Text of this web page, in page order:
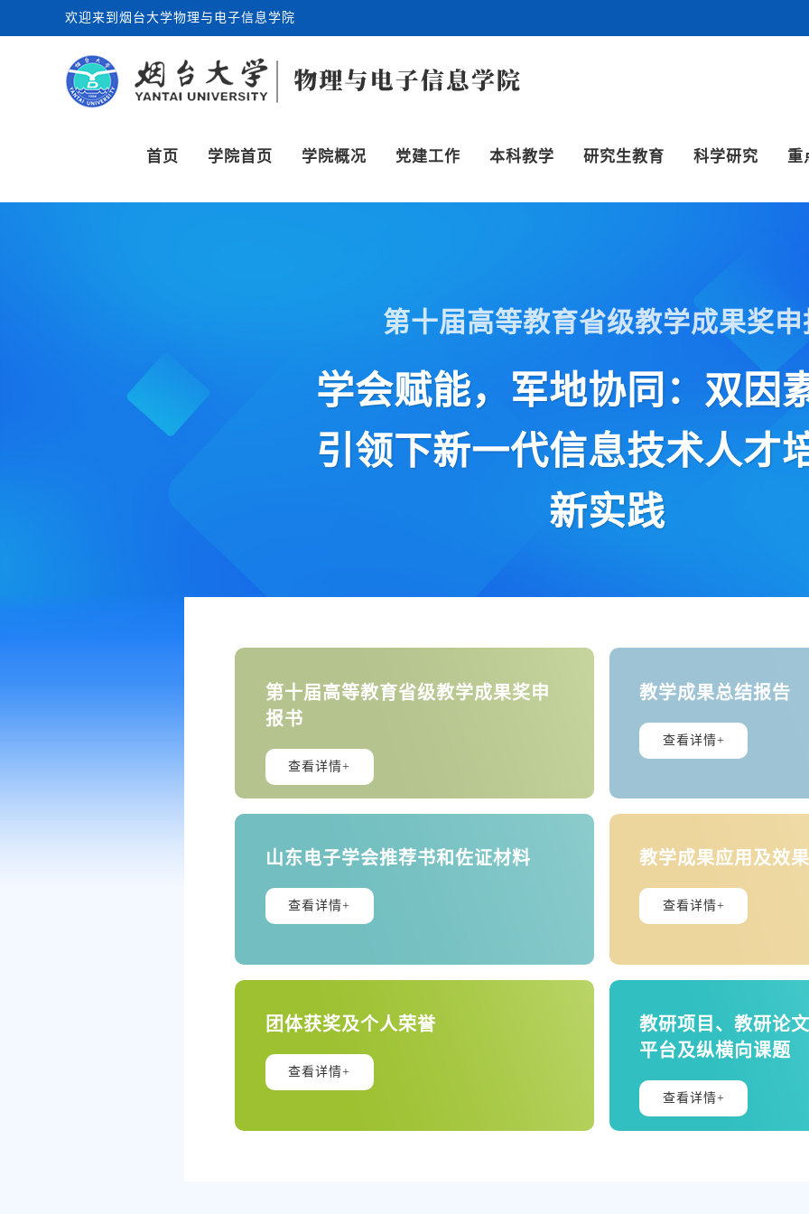
欢迎来到烟台大学物理与电子信息学院
首页 学院首页 学院概况 党建工作 本科教学 研究生教育 科学研究 重
第十届高等教育省级教学成果奖申
学会赋能，军地协同：双因
引领下新一代信息技术人才
新实践
第十届高等教育省级教学成果奖申
报书
查看详情+
教学成果总结报告
查看详情+
山东电子学会推荐书和佐证材料
查看详情+
教学成果应用及效
查看详情+
团体获奖及个人荣誉
查看详情+
教研项目、教研论
平台及纵横向课题
查看详情+